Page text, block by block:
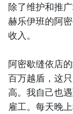
除了维护和推
赫乐伊班的阿
收入。
阿密歇缝依店
百万越盾，这
高。我自己也
雇工。每天晚